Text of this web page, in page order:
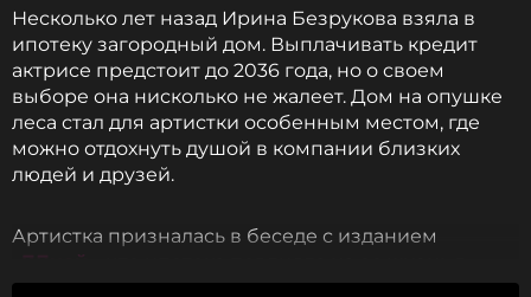
Несколько лет назад Ирина Безрукова взяла в
ипотеку загородный дом. Выплачивать кредит
актрисе предстоит до 2036 года, но о своем
выборе она нисколько не жалеет. Дом на опушке
леса стал для артистки особенным местом, где
можно отдохнуть душой в компании близких
людей и друзей.
Артистка призналась в беседе с изданием
«7Дней»
положительную сторону. Теперь Безрукова